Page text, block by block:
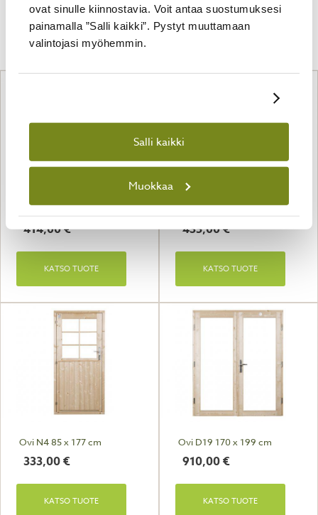
ovat sinulle kiinnostavia. Voit antaa suostumuksesi
painamalla ”Salli kaikki”. Pystyt muuttamaan
valintojasi myöhemmin.
Salli kaikki
Muokkaa
Tutustu myös
Ovi P 150 x 175 cm
414,00€
KATSO TUOTE
Ovi C5 90 x 182 cm
435,00€
KATSO TUOTE
Ovi N4 85 x 177 cm
333,00€
KATSO TUOTE
Ovi D19 170 x 199 cm
910,00€
KATSO TUOTE